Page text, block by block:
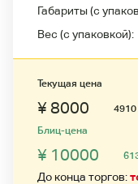
Габариты (с
Вес (с упаковкой):
Текущая цена
¥ 8000 4910
Блиц-цена
¥ 10000
До конца торгов: